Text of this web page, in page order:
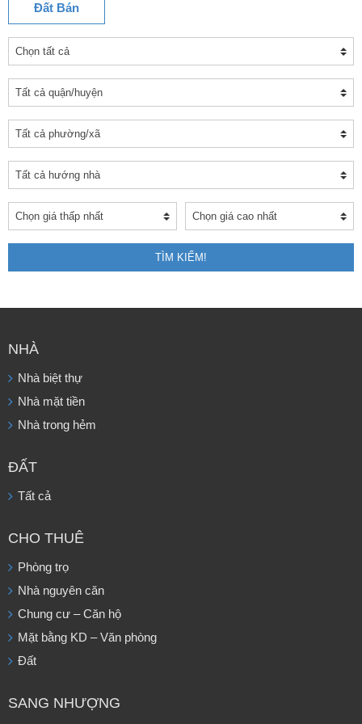
Đất Bán
TÌM KIẾM!
NHÀ
Nhà biệt thự
Nhà mặt tiền
Nhà trong hẻm
ĐẤT
Tất cả
CHO THUÊ
Phòng trọ
Nhà nguyên căn
Chung cư – Căn hộ
Mặt bằng KD – Văn phòng
Đất
SANG NHƯỢNG